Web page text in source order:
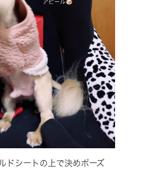
ドシートの上で決めポーズ